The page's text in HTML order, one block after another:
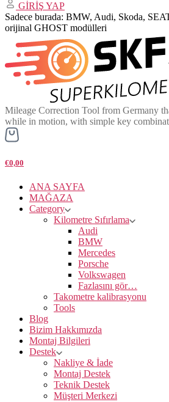
GİRİŞ YAP
Sadece burada: BMW, Audi, Skoda,
orijinal GHOST modülleri
Mileage Correction Tool from Germany
while in motion, with simple key
€0,00
ANA SAYFA
MAĞAZA
Category
Kilometre Sıfırlama
Audi
BMW
Mercedes
Porsche
Volkswagen
Fazlasını gör…
Takometre kalibrasyonu
Tools
Blog
Bizim Hakkımızda
Montaj Bilgileri
Destek
Nakliye & İade
Montaj Destek
Teknik Destek
Müşteri Merkezi